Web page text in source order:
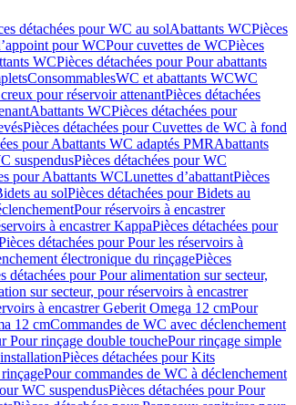
détachées pour WC au solAbattants WCPièces
pour WCPour cuvettes de WCPièces
WCPièces détachées pour Pour abattants
ConsommablesWC et abattants WCWC
pour réservoir attenantPièces détachées
Abattants WCPièces détachées pour
Pièces détachées pour Cuvettes de WC à fond
pour Abattants WC adaptés PMRAbattants
suspendusPièces détachées pour WC
pour Abattants WCLunettes d’abattantPièces
au solPièces détachées pour Bidets au
Pour réservoirs à encastrer
à encastrer KappaPièces détachées pour
détachées pour Pour les réservoirs à
électronique du rinçagePièces
détachées pour Pour alimentation sur secteur,
sur secteur, pour réservoirs à encastrer
à encastrer Geberit Omega 12 cmPour
12 cmCommandes de WC avec déclenchement
Pour rinçage double touchePour rinçage simple
Pièces détachées pour Kits
Pour commandes de WC à déclenchement
WC suspendusPièces détachées pour Pour